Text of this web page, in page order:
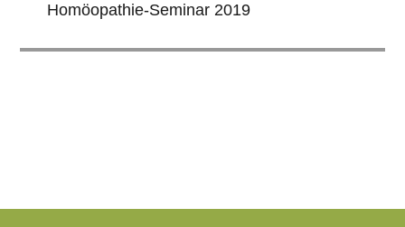
Homöopathie-Seminar 2019